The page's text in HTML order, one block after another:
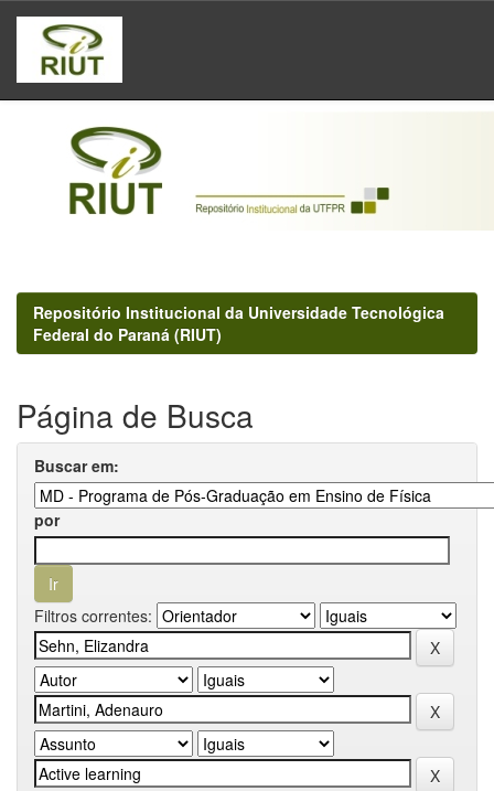
Skip
navigation
Repositório Institucional da Universidade Tecnológica
Federal do Paraná (RIUT)
Página de Busca
Buscar em:
por
Filtros correntes: